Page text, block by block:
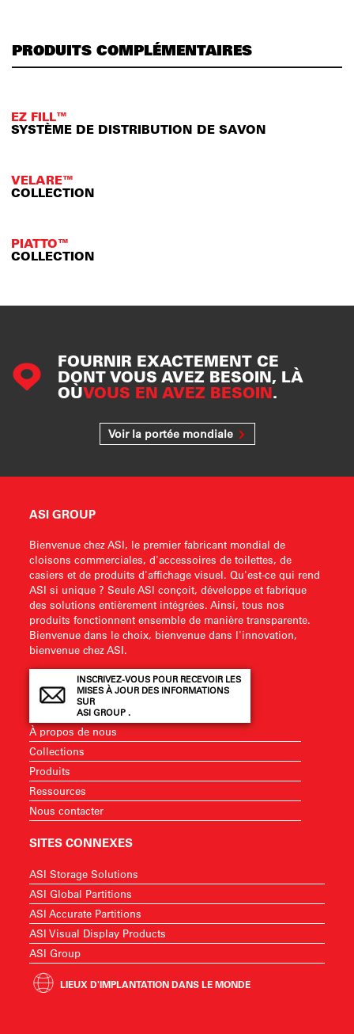
PRODUITS COMPLÉMENTAIRES
EZ FILL™
SYSTÈME DE DISTRIBUTION DE SAVON
VELARE™
COLLECTION
PIATTO™
COLLECTION
FOURNIR EXACTEMENT CE
DONT VOUS AVEZ BESOIN, LÀ
OÙVOUS EN AVEZ BESOIN.
Voir la portée mondiale
ASI GROUP
Bienvenue chez ASI, le premier fabricant mondial de
cloisons commerciales, d'accessoires de toilettes, de
casiers et de produits d'affichage visuel. Qu'est-ce qui rend
ASI si unique ? Seule ASI conçoit, développe et fabrique
des solutions entièrement intégrées. Ainsi, tous nos
produits fonctionnent ensemble de manière transparente.
Bienvenue dans le choix, bienvenue dans l'innovation,
bienvenue chez ASI.
INSCRIVEZ-VOUS POUR RECEVOIR LES
MISES À JOUR DES INFORMATIONS
SUR
ASI GROUP .
À propos de nous
Collections
Produits
Ressources
Nous contacter
SITES CONNEXES
ASI Storage Solutions
ASI Global Partitions
ASI Accurate Partitions
ASI Visual Display Products
ASI Group
LIEUX D'IMPLANTATION DANS LE MONDE